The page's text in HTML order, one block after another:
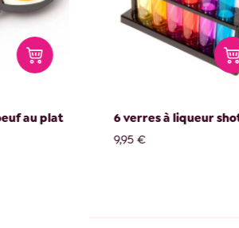
plat
6 verres à liqueur shot...